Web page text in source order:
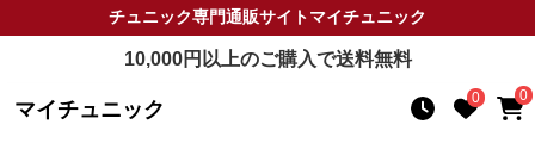
チュニック専門通販サイトマイチュニック
10,000円以上のご購入で送料無料
マイチュニック 0 0